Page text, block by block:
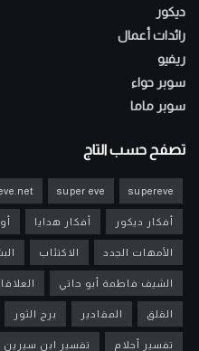
ديكور
رائدات أعمال
ريفيو
سوبر حواء
سوبر ماما
تصفح حسب التاج
supereve
super eve
أفكار ديكور أفكار هدايا
الأمهات الجدد الاكتئاب
الشيف فاطمة أبو حاتي
القلق المقادير برج الثور
تفسير أحلام تفسير ابن سيرين